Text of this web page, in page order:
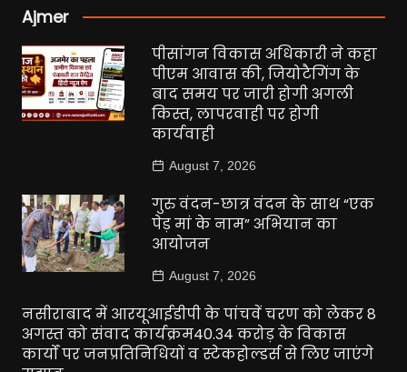
Ajmer
पीसांगन विकास अधिकारी ने कहा
पीएम आवास की, जियोटैगिंग के
बाद समय पर जारी होगी अगली
किस्त, लापरवाही पर होगी
कार्यवाही
August 7, 2026
गुरु वंदन-छात्र वंदन के साथ “एक
पेड़ मां के नाम” अभियान का
आयोजन
August 7, 2026
नसीराबाद में आरयूआईडीपी के पांचवें चरण को लेकर 8
अगस्त को संवाद कार्यक्रम40.34 करोड़ के विकास
कार्यों पर जनप्रतिनिधियों व स्टेकहोल्डर्स से लिए जाएंगे